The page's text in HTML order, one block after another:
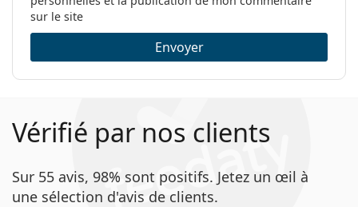
sur le site
Envoyer
Vérifié par nos clients
Sur 55 avis, 98% sont positifs. Jetez un œil à
une sélection d'avis de clients.